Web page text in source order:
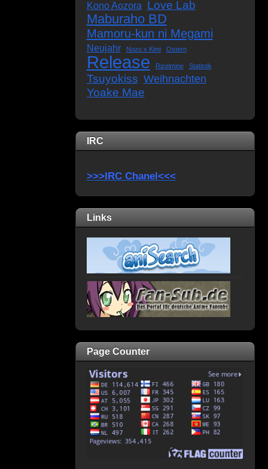
Kono Aozora Love Lab
Maburaho BD
Mamoru-kun ni Megami
Neujahr Nozo x Kimi Ostern
Release Rizelmine Statistik
Tsuyokiss Weihnachten
Yoake Mae
IRC
>>>IRC Chanel<<<
Links
Page Counter